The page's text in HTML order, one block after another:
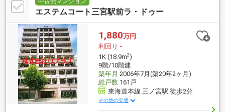
エステムコート三宮駅前ラ・ドゥー
1,880万円
利回り -
1K (18.9m2)
9階/10階建
築年月 2006年7月(築20年2ヶ月)
総戸数161戸
東海道本線 三ノ宮駅 徒歩2分
その他の交通